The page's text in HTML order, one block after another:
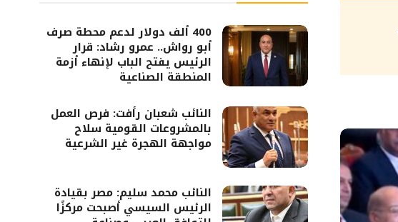
400 ألف دولار لدعم محطة صرف
أبو رواش.. عمرو رشاد: قرار
الرئيس يفتح الباب لإنهاء أزمة
المنطقة الصناعية
النائب شعبان رأفت: فرص العمل
بالمشروعات القومية سلاح
مواجهة الهجرة غير الشرعية
النائب محمد سليم: مصر بقيادة
الرئيس السيسي أصبحت مركزًا